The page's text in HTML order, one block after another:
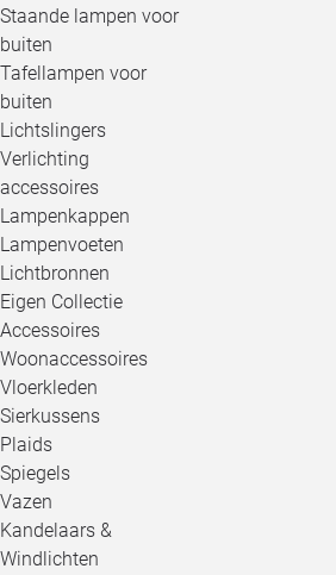
Staande lampen voor
buiten
Tafellampen voor
buiten
Lichtslingers
Verlichting
accessoires
Lampenkappen
Lampenvoeten
Lichtbronnen
Eigen Collectie
Accessoires
Woonaccessoires
Vloerkleden
Sierkussens
Plaids
Spiegels
Vazen
Kandelaars &
Windlichten